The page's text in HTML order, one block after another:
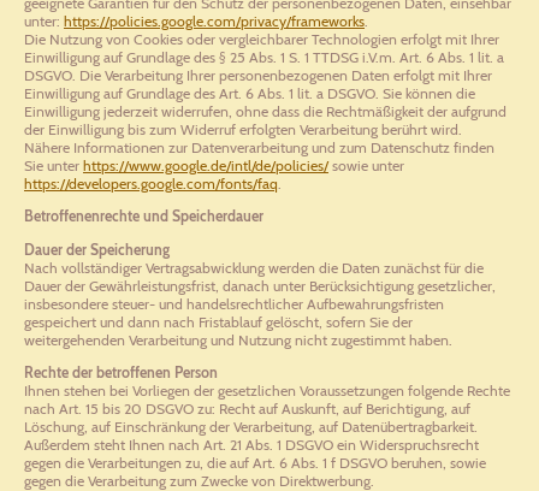
unter: https://policies.google.com/privacy/frameworks.
Die Nutzung von Cookies oder vergleichbarer Technologien erfolgt mit Ihrer
Einwilligung auf Grundlage des § 25 Abs. 1 S. 1 TTDSG i.V.m. Art. 6 Abs. 1 lit. a
DSGVO. Die Verarbeitung Ihrer personenbezogenen Daten erfolgt mit Ihrer
Einwilligung auf Grundlage des Art. 6 Abs. 1 lit. a DSGVO. Sie können die
Einwilligung jederzeit widerrufen, ohne dass die Rechtmäßigkeit der aufgrund
der Einwilligung bis zum Widerruf erfolgten Verarbeitung berührt wird.
Nähere Informationen zur Datenverarbeitung und zum Datenschutz finden
Sie unter https://www.google.de/intl/de/policies/sowie unter
https://developers.google.com/fonts/faq.
Betroffenenrechte und Speicherdauer
Dauer der Speicherung
Nach vollständiger Vertragsabwicklung werden die Daten zunächst für die
Dauer der Gewährleistungsfrist, danach unter Berücksichtigung gesetzlicher,
insbesondere steuer- und handelsrechtlicher Aufbewahrungsfristen
gespeichert und dann nach Fristablauf gelöscht, sofern Sie der
weitergehenden Verarbeitung und Nutzung nicht zugestimmt haben.
Rechte der betroffenen Person
Ihnen stehen bei Vorliegen der gesetzlichen Voraussetzungen folgende Rechte
nach Art. 15 bis 20 DSGVO zu: Recht auf Auskunft, auf Berichtigung, auf
Löschung, auf Einschränkung der Verarbeitung, auf Datenübertragbarkeit.
Außerdem steht Ihnen nach Art. 21 Abs. 1 DSGVO ein Widerspruchsrecht
gegen die Verarbeitungen zu, die auf Art. 6 Abs. 1 f DSGVO beruhen, sowie
gegen die Verarbeitung zum Zwecke von Direktwerbung.